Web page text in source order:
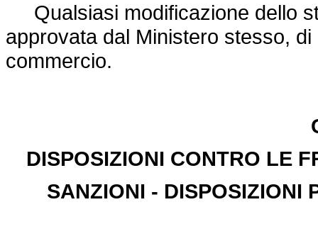
Qualsiasi modificazione dello
approvata dal Ministero stesso,
commercio.
DISPOSIZIONI CONTRO LE
SANZIONI - DISPOSIZIONI